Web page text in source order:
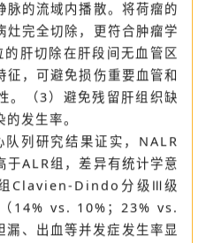
liver resection，
为：（1）肝细胞癌肝内转
脉的流域内播散。将荷瘤的
完全切除，更符合肿瘤学
肝切除在肝段间无血管区
，可避免损伤重要血管和
。（3）避免残留肝组织缺
发生率。
研究结果证实，NALR
于ALR组，差异有统计学意
Clavien-Dindo分级Ⅲ级